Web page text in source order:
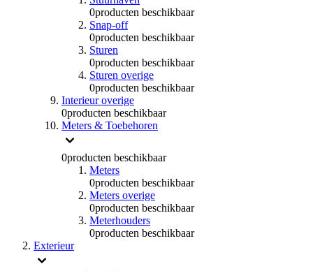
0producten beschikbaar
Snap-off
0producten beschikbaar
Sturen
0producten beschikbaar
Sturen overige
0producten beschikbaar
Interieur overige
0producten beschikbaar
Meters & Toebehoren
0producten beschikbaar
Meters
0producten beschikbaar
Meters overige
0producten beschikbaar
Meterhouders
0producten beschikbaar
Exterieur